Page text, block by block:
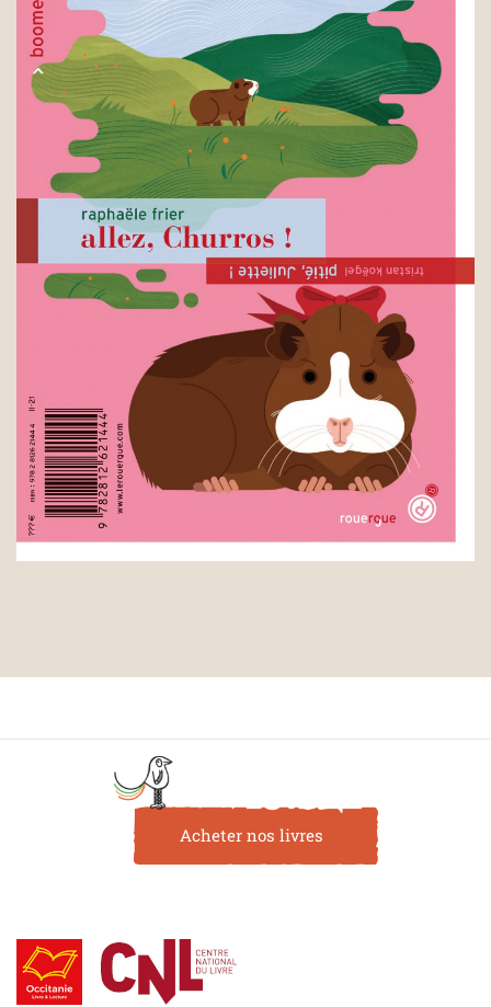
Acheter nos livres